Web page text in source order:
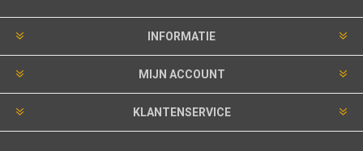
INFORMATIE
MIJN ACCOUNT
KLANTENSERVICE